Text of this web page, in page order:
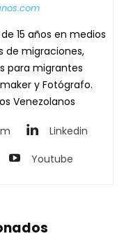
15 años en medios
de migraciones,
para migrantes
y Fotógrafo.
Venezolanos
Linkedin
Youtube